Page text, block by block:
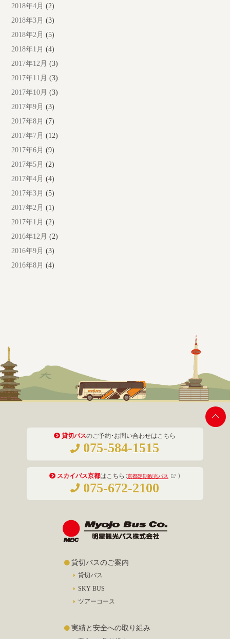
2018年4月 (2)
2018年3月 (3)
2018年2月 (5)
2018年1月 (4)
2017年12月 (3)
2017年11月 (3)
2017年10月 (3)
2017年9月 (3)
2017年8月 (7)
2017年7月 (12)
2017年6月 (9)
2017年5月 (2)
2017年4月 (4)
2017年3月 (5)
2017年2月 (1)
2017年1月 (2)
2016年12月 (2)
2016年9月 (3)
2016年8月 (4)
貸切バスのご予約・お問い合わせはこちら
075-584-1515
スカイバス京都はこちら （京都定期観光バス ）
075-672-2100
貸切バスのご案内
貸切バス
SKY BUS
ツアーコース
実績と安全への取り組み